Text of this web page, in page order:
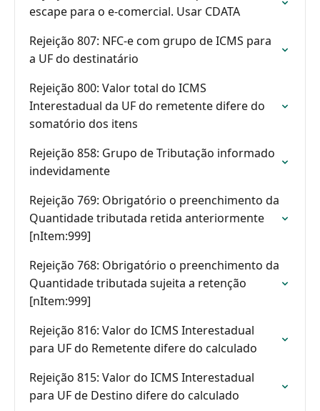
escape para o e-comercial. Usar CDATA
Rejeição 807: NFC-e com grupo de ICMS para
a UF do destinatário
Rejeição 800: Valor total do ICMS
Interestadual da UF do remetente difere do
somatório dos itens
Rejeição 858: Grupo de Tributação informado
indevidamente
Rejeição 769: Obrigatório o preenchimento da
Quantidade tributada retida anteriormente
[nItem:999]
Rejeição 768: Obrigatório o preenchimento da
Quantidade tributada sujeita a retenção
[nItem:999]
Rejeição 816: Valor do ICMS Interestadual
para UF do Remetente difere do calculado
Rejeição 815: Valor do ICMS Interestadual
para UF de Destino difere do calculado